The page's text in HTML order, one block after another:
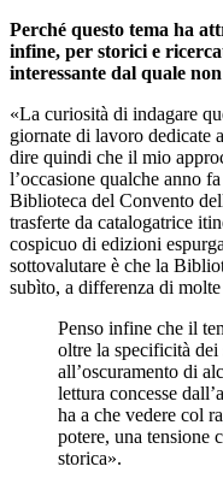
Perché questo tema ha
infine, per storici e
interessante dal quale
«La curiosità di indagare
giornate di lavoro dedicate
dire quindi che il mio
l’occasione qualche anno
Biblioteca del Convento
trasferte da catalogatrice
cospicuo di edizioni
sottovalutare è che la
subìto, a differenza di
Penso infine che il
oltre la specificità
all’oscuramento di
lettura concesse
ha a che vedere col
potere, una tensione
storica».